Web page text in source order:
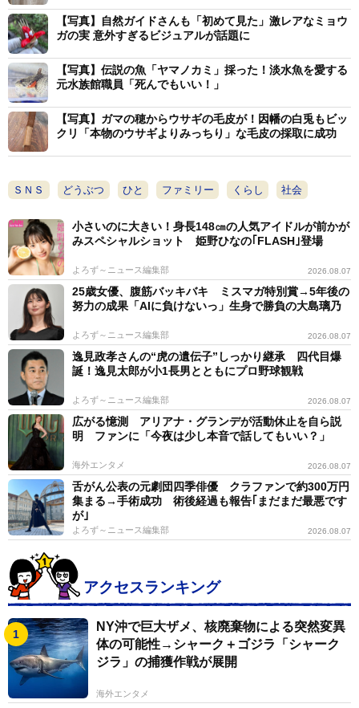
ました！」「これウチもそう かつ調子いいとジャンプし
てドアノブ開けてくる」と共感する声もあった。
普通、トイレは落ち着いて利用したいものだが、こん
な形で急かされるのは悪くないかもしれないですね！
【写真】自然ガイドさんも「初めて見た」激レアなミョウ
ガの実 意外すぎるビジュアルが話題に
【写真】伝説の魚「ヤマノカミ」採った！淡水魚を愛する
元水族館職員「死んでもいい！」
【写真】ガマの穂からウサギの毛皮が！因幡の白兎もビッ
クリ「本物のウサギよりみっちり」な毛皮の採取に成功
ＳＮＳ どうぶつ ひと ファミリー くらし 社会
小さいのに大きい！身長148㎝の人気アイドルが前かが
みスペシャルショット 姫野ひなの｢FLASH｣登場
よろず～ニュース編集部 2026.08.07
25歳女優、腹筋バッキバキ ミスマガ特別賞→5年後の
努力の成果「AIに負けないっ」生身で勝負の大島璃乃
よろず～ニュース編集部 2026.08.07
逸見政孝さんの“虎の遺伝子”しっかり継承 四代目爆
誕！逸見太郎が小1長男とともにプロ野球観戦
よろず～ニュース編集部 2026.08.07
広がる憶測 アリアナ・グランデが活動休止を自ら説
明 ファンに「今夜は少し本音で話してもいい？」
海外エンタメ 2026.08.07
舌がん公表の元劇団四季俳優 クラファンで約300万円
集まる→手術成功 術後経過も報告｢まだまだ最悪です
が｣
よろず～ニュース編集部 2026.08.07
アクセスランキング
NY沖で巨大ザメ、核廃棄物による突然変異
体の可能性→シャーク＋ゴジラ「シャーク
ジラ」の捕獲作戦が展開
海外エンタメ